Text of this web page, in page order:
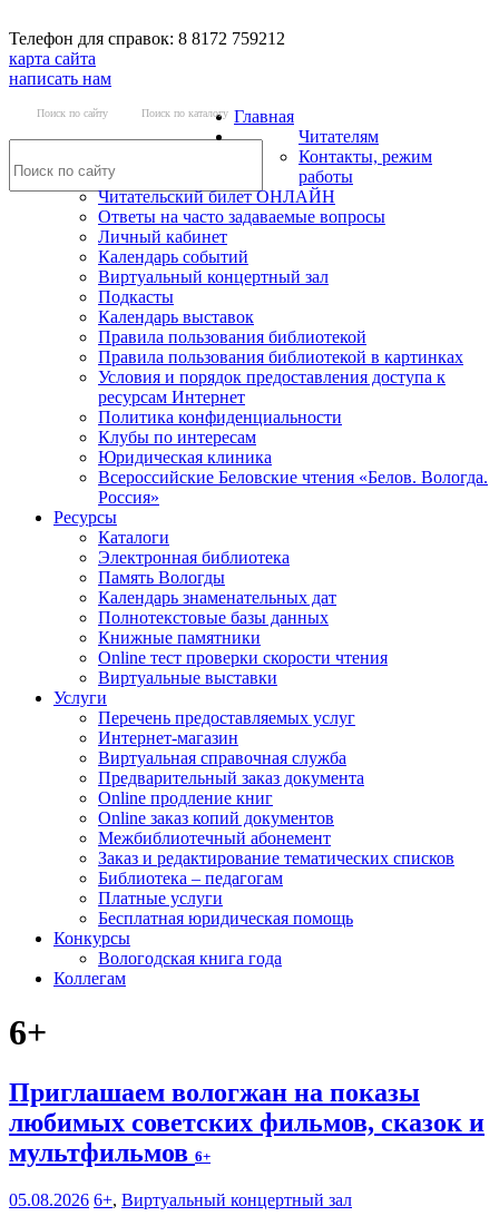
Телефон для справок: 8 8172 759212
карта сайта
написать нам
Поиск по сайту Поиск по каталогу Главная
Читателям
Контакты, режим
работы
Читательский билет ОНЛАЙН
Ответы на часто задаваемые вопросы
Личный кабинет
Календарь событий
Виртуальный концертный зал
Подкасты
Календарь выставок
Правила пользования библиотекой
Правила пользования библиотекой в картинках
Условия и порядок предоставления доступа к
ресурсам Интернет
Политика конфиденциальности
Клубы по интересам
Юридическая клиника
Всероссийские Беловские чтения «Белов. Вологда.
Россия»
Ресурсы
Каталоги
Электронная библиотека
Память Вологды
Календарь знаменательных дат
Полнотекстовые базы данных
Книжные памятники
Online тест проверки скорости чтения
Виртуальные выставки
Услуги
Перечень предоставляемых услуг
Интернет-магазин
Виртуальная справочная служба
Предварительный заказ документа
Online продление книг
Online заказ копий документов
Межбиблиотечный абонемент
Заказ и редактирование тематических списков
Библиотека – педагогам
Платные услуги
Бесплатная юридическая помощь
Конкурсы
Вологодская книга года
Коллегам
6+
Приглашаем вологжан на показы
любимых советских фильмов, сказок и
мультфильмов 6+
05.08.2026 6+, Виртуальный концертный зал